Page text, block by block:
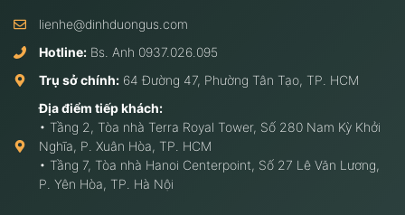
lienhe@dinhduongus.com
Hotline: Bs. Anh 0937.026.095
Trụ sở chính: 64 Đường 47, Phường Tân Tạo, TP. HCM
Địa điểm tiếp khách:
• Tầng 2, Tòa nhà Terra Royal Tower, Số 280 Nam Kỳ Khởi
Nghĩa, P. Xuân Hòa, TP. HCM
• Tầng 7, Tòa nhà Hanoi Centerpoint, Số 27 Lê Văn Lương,
P. Yên Hòa, TP. Hà Nội